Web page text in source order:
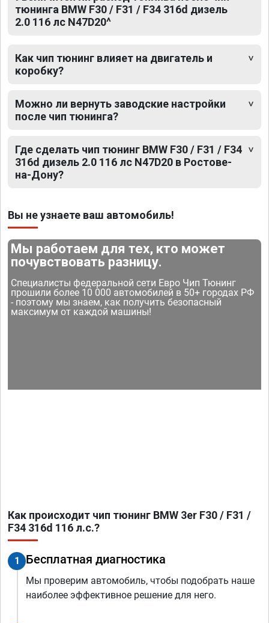
тюнинга BMW F30 / F31 / F34 316d дизель
2.0 116 лс N47D20^
Как чип тюнинг влияет на двигатель и
коробку?
Можно ли вернуть заводские настройки
после чип тюнинга?
Где сделать чип тюнинг BMW F30 / F31 / F34
316d дизель 2.0 116 лс N47D20 в Ростове-
на-Дону?
Вы не узнаете ваш автомобиль!
Мы работаем для тех, кто может
почувствовать разницу.
Специалисты федеральной сети Евро Чип Тюнинг
прошили более 10 000 автомобилей в 50+ городах РФ
- поэтому мы знаем, как получить безопасный
максимум от каждой машины!
Как происходит чип тюнинг BMW 3er F30 / F31 /
F34 316d 116 л.с.?
1 Бесплатная диагностика
Мы проверим автомобиль, чтобы подобрать наше
наиболее эффективное решение для него.